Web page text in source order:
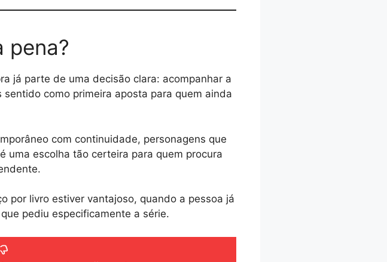
pena?
já parte de uma decisão clara: acompanhar a
como primeira aposta para quem ainda
com continuidade, personagens que
uma escolha tão certeira para quem procura
por livro estiver vantajoso, quando a pessoa já
pediu especificamente a série.